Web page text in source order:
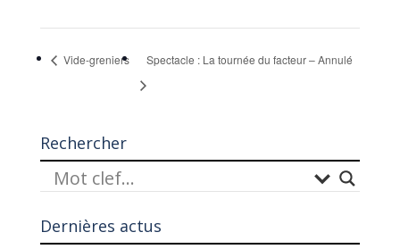
Vide-greniers Spectacle : La tournée du facteur – Annulé
Rechercher
Dernières actus